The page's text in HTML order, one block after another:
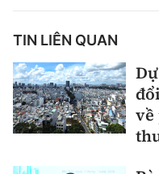
TIN LIÊN QUAN
về